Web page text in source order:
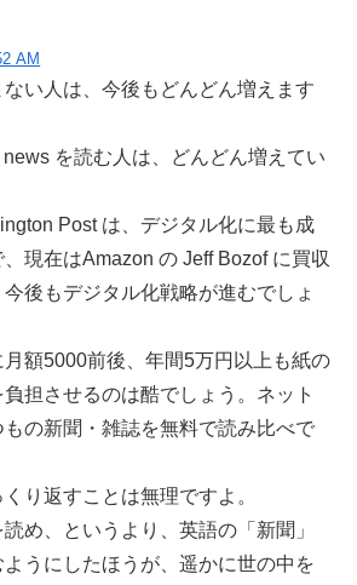
AM
い人は、今後もどんどん増えます
を読む人は、どんどん増えてい
Post は、デジタル化に最も成
現在はAmazon の Jeff Bozof に買収
後もデジタル化戦略が進むでしょ
額5000前後、年間5万円以上も紙の
担させるのは酷でしょう。ネット
もの新聞・雑誌を無料で読み比べで
り返すことは無理ですよ。
め、というより、英語の「新聞」
うにしたほうが、遥かに世の中を